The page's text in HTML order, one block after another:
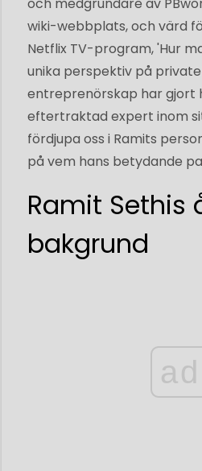
och medgrundare av
wiki-webbplats, och värd
Netflix TV-program, 'Hur
unika perspektiv på
entreprenörskap har gjort
eftertraktad expert inom
fördjupa oss i Ramits
på vem hans betydande
Ramit Sethis
bakgrund
ad